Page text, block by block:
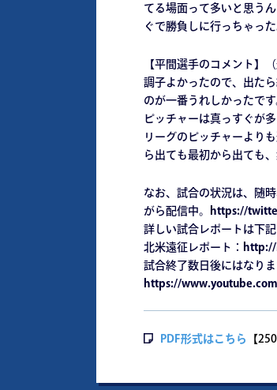
てる場面って多いと思う
ぐで勝負しに行っちゃっ
【平間選手のコメント】
調子よかったので、出た
のが一番うれしかったで
ピッチャーは真っすぐが
リーグのピッチャーより
ら出ても最初から出ても
なお、試合の状況は、随
がら配信中。
https://
詳しい試合レポートは下記
北米遠征レポート：
試合終了数日後にはなり
https://
PDF形式はこちら 【